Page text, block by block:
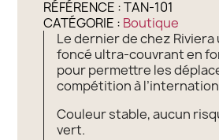
RÉFÉRENCE :TAN-101
CATÉGORIE : Boutique
Le dernier de chez
foncé ultra-couvrant en
pour permettre les
compétition à
Couleur stable, aucun
vert.